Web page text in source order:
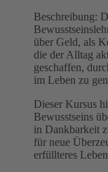
Beschreibung:
über Geld, als
die der Alltag
geschaffen,
im Leben zu
Dieser Kursus
Bewusstseins
in Dankbarkeit
für neue
erfüllteres